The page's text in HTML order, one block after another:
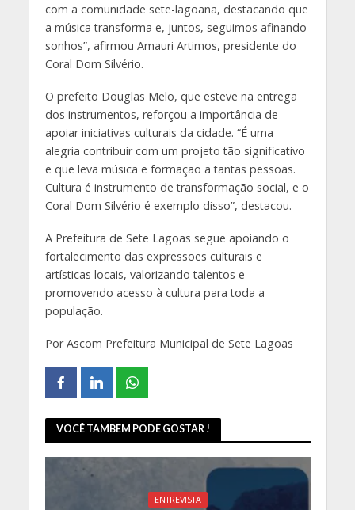
com a comunidade sete-lagoana, destacando que
a música transforma e, juntos, seguimos afinando
sonhos”, afirmou Amauri Artimos, presidente do
Coral Dom Silvério.
O prefeito Douglas Melo, que esteve na entrega
dos instrumentos, reforçou a importância de
apoiar iniciativas culturais da cidade. “É uma
alegria contribuir com um projeto tão significativo
e que leva música e formação a tantas pessoas.
Cultura é instrumento de transformação social, e o
Coral Dom Silvério é exemplo disso”, destacou.
A Prefeitura de Sete Lagoas segue apoiando o
fortalecimento das expressões culturais e
artísticas locais, valorizando talentos e
promovendo acesso à cultura para toda a
população.
Por Ascom Prefeitura Municipal de Sete Lagoas
VOCÊ TAMBEM PODE GOSTAR !
ENTREVISTA